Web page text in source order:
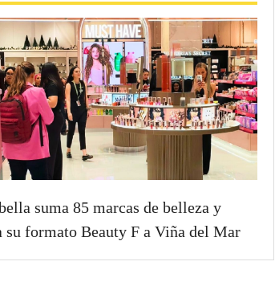
suma 85 marcas de belleza y
su formato Beauty F a Viña del Mar